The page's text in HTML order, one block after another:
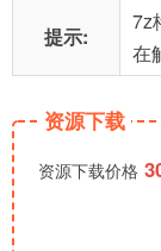
提示:
7z
在
资源下载
资源下载价格